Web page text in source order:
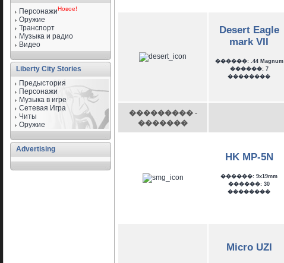
ПерсонажиНовое!
Оружие
Транспорт
Музыка и радио
Видео
Liberty City Stories
Предыстория
Персонажи
Музыка в игре
Сетевая Игра
Читы
Оружие
Advertising
Desert Eagle
mark VII
������: .44 Magnum
������: 7
��������
��������� -
�������
HK MP-5N
������: 9x19mm
������: 30
��������
Micro UZI